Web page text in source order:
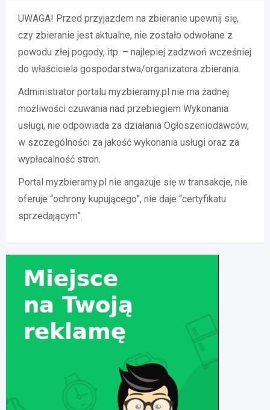
UWAGA! Przed przyjazdem na zbieranie upewnij się,
czy zbieranie jest aktualne, nie zostało odwołane z
powodu złej pogody, itp. – najlepiej zadzwoń wcześniej
do właściciela gospodarstwa/organizatora zbierania.
Administrator portalu myzbieramy.pl nie ma żadnej
możliwości czuwania nad przebiegiem Wykonania
usługi, nie odpowiada za działania Ogłoszeniodawców,
w szczególności za jakość wykonania usługi oraz za
wypłacalność stron.
Portal myzbieramy.pl nie angażuje się w transakcje, nie
oferuje “ochrony kupującego”, nie daje “certyfikatu
sprzedającym”.